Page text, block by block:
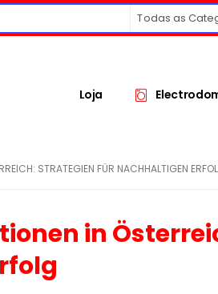
Todas as
Loja
STRATEGIEN FÜR NACHHALTIGEN
in